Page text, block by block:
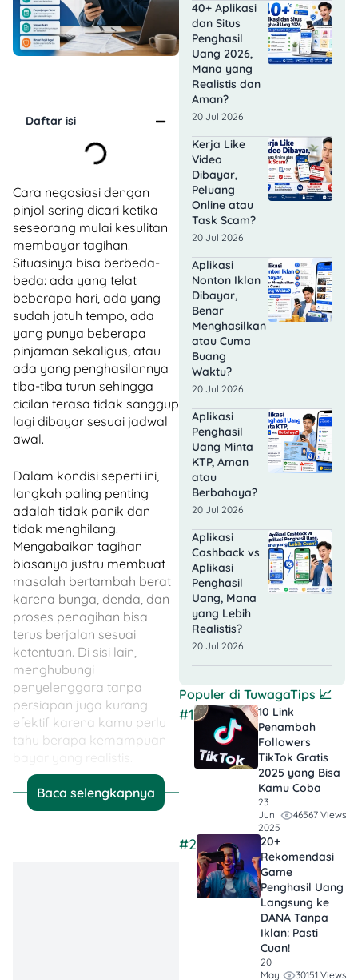
Daftar isi
Cara negosiasi dengan
pinjol sering dicari ketika
seseorang mulai kesulitan
membayar tagihan.
Situasinya bisa berbeda-
beda: ada yang telat
beberapa hari, ada yang
sudah jatuh tempo, ada
yang punya beberapa
pinjaman sekaligus, atau
ada yang penghasilannya
tiba-tiba turun sehingga
cicilan terasa tidak sanggup
lagi dibayar sesuai jadwal
awal.
Dalam kondisi seperti ini,
langkah paling penting
adalah tidak panik dan
tidak menghilang.
Mengabaikan tagihan
biasanya justru membuat
masalah bertambah berat
karena bunga, denda, dan
proses penagihan bisa
terus berjalan sesuai
ketentuan. Di sisi lain,
menghubungi
penyelenggara tanpa
persiapan juga kurang
efektif karena kamu perlu
tahu berapa kemampuan
Artikel ini akan membahas
cara negosiasi dengan
Baca selengkapnya
40+ Aplikasi
dan Situs
Penghasil
Uang 2026,
Mana yang
Realistis dan
Aman?
20 Jul 2026
Kerja Like
Video
Dibayar,
Peluang
Online atau
Task Scam?
20 Jul 2026
Aplikasi
Nonton Iklan
Dibayar,
Benar
Menghasilkan
atau Cuma
Buang
Waktu?
20 Jul 2026
Aplikasi
Penghasil
Uang Minta
KTP, Aman
atau
Berbahaya?
20 Jul 2026
Aplikasi
Cashback vs
Aplikasi
Penghasil
Uang, Mana
yang Lebih
Realistis?
20 Jul 2026
Populer di TuwagaTips 📈
#1
10 Link
Penambah
Followers
TikTok Gratis​
2025 yang Bisa
Kamu Coba
23
Jun
2025
46567 Views
#2
20+
Rekomendasi
Game
Penghasil Uang
Langsung ke
DANA Tanpa
Iklan​: Pasti
Cuan!
20
May
30151 Views